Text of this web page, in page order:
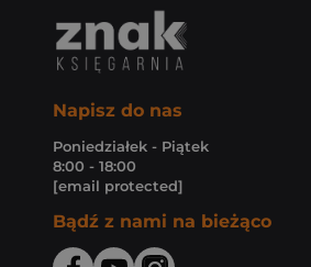
Napisz do nas
Poniedziałek - Piątek
8:00 - 18:00
[email protected]
Bądź z nami na bieżąco